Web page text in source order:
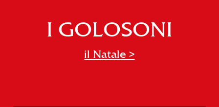
I GOLOSONI
il Natale >